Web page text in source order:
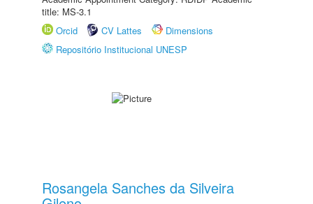
title: MS-3.1
Orcid
CV Lattes
Dimensions
Repositório Institucional UNESP
Rosangela Sanches da Silveira